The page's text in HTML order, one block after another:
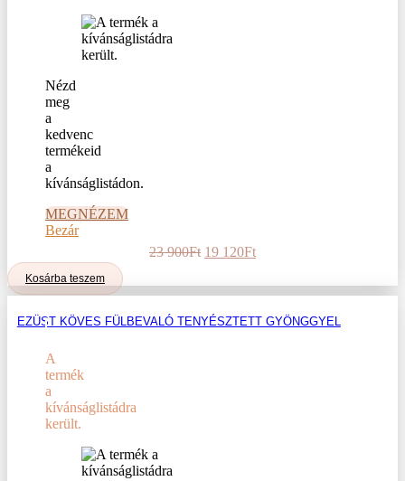
Nézd
meg
a
kedvenc
termékeid
a
kívánságlistádon.
MEGNÉZEM
Bezár
23 900Ft Original
was:
23
900Ft.
19 120FtCurrent
is:
19
120Ft.
Kosárba teszem
EZÜST KÖVES FÜLBEVALÓ TENYÉSZTETT GYÖNGGYEL
A
termék
a
kívánságlistádra
került.